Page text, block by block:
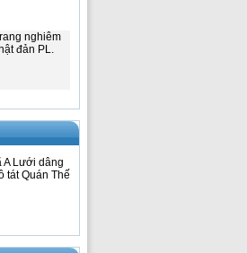
nghiêm
đản PL.
A Lưới dâng
tát Quán Thế